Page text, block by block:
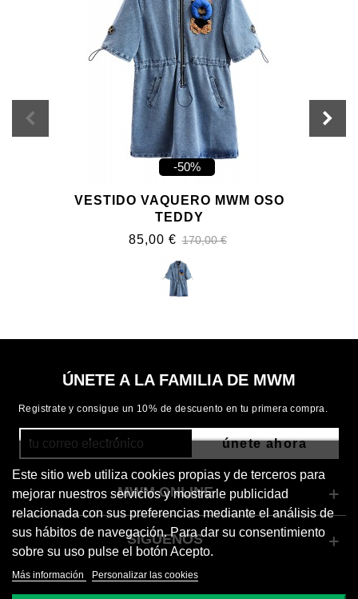
-50%
VESTIDO VAQUERO MWM OSO
TEDDY
85,00 € 170,00 €
ÚNETE A LA FAMILIA DE MWM
Registrate y consigue un 10% de descuento en tu primera compra.
únete ahora
Este sitio web utiliza cookies propias y de terceros para
mejorar nuestros servicios y mostrarle publicidad
relacionada con sus preferencias mediante el análisis de
sus hábitos de navegación. Para dar su consentimiento
sobre su uso pulse el botón Acepto.
Más información Personalizar las cookies
MWM ONLINE
SÍGUENOS